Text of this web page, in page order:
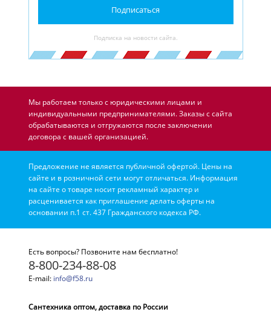
Подписаться
Подписка на новости сайта.
Мы работаем только с юридическими лицами и
индивидуальными предпринимателями. Заказы с сайта
обрабатываются и отгружаются после заключении
договора с вашей организацией.
Предложение не является публичной офертой. Цены на
сайте и в розничной сети могут отличаться. Информация
на сайте о товаре носит рекламный характер и
расценивается как приглашение делать оферты на
основании п.1 ст. 437 Гражданского кодекса РФ.
Есть вопросы? Позвоните нам бесплатно!
8-800-234-88-08
E-mail: info@f58.ru
Сантехника оптом, доставка по России